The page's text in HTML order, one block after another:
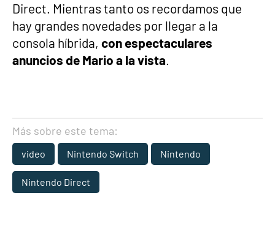
Direct. Mientras tanto os recordamos que
hay grandes novedades por llegar a la
consola híbrida, con espectaculares
anuncios de Mario a la vista.
Más sobre este tema:
video Nintendo Switch Nintendo
Nintendo Direct